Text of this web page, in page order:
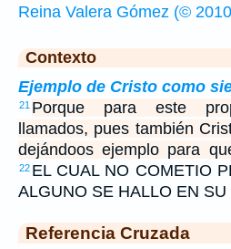
Reina Valera Gómez (©
Contexto
Ejemplo de Cristo como
21 Porque para este
llamados, pues también
dejándoos ejemplo para
22 EL CUAL NO COMETIO
ALGUNO SE HALLO EN
Referencia Cruzada